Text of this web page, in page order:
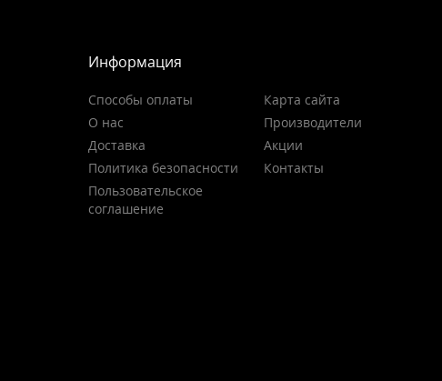
Информация
Способы оплаты
О нас
Доставка
Политика безопасности
Пользовательское
соглашение
Карта сайта
Производители
Акции
Контакты